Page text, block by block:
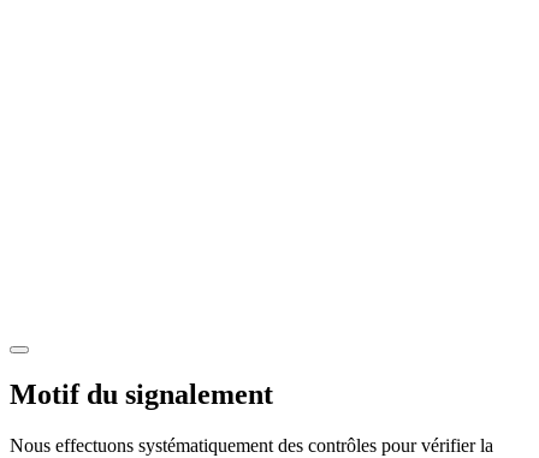
Motif du signalement
Nous effectuons systématiquement des contrôles pour vérifier la